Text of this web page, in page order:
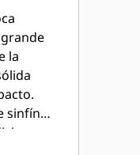
la
sinfín